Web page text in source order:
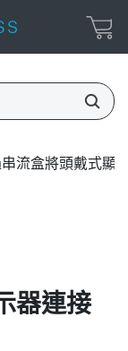
流盒將頭戴式顯
器連接